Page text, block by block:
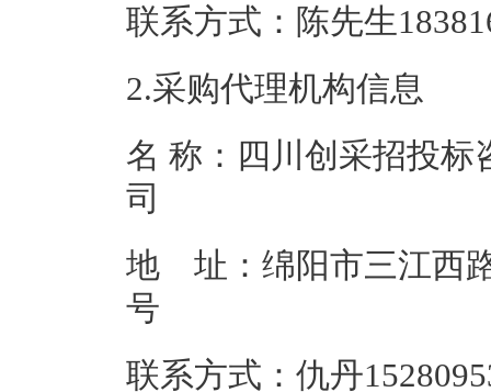
联系方式：陈先
2.采购代理机构信息
名 称：四川创采招投标
地 址：绵阳市三江西
联系方式：